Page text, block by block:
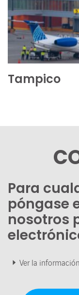
Tampico
Para
póngase
nosotros
Ver la